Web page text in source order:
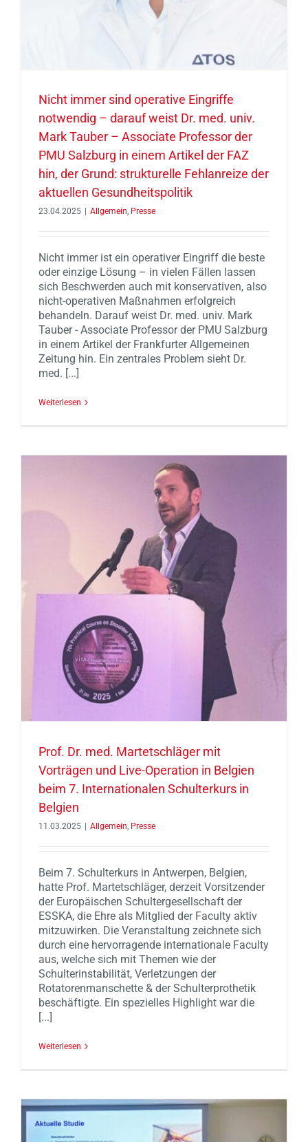
Nicht immer sind operative Eingriffe
notwendig – darauf weist Dr. med. univ.
Mark Tauber – Associate Professor der
PMU Salzburg in einem Artikel der FAZ
hin, der Grund: strukturelle Fehlanreize der
aktuellen Gesundheitspolitik
23.04.2025 Allgemein, Presse
Nicht immer ist ein operativer Eingriff die beste
oder einzige Lösung – in vielen Fällen lassen
sich Beschwerden auch mit konservativen, also
nicht-operativen Maßnahmen erfolgreich
behandeln. Darauf weist Dr. med. univ. Mark
Tauber - Associate Professor der PMU Salzburg
in einem Artikel der Frankfurter Allgemeinen
Zeitung hin. Ein zentrales Problem sieht Dr.
med. [...]
Weiterlesen
Prof. Dr. med. Martetschläger mit
Vorträgen und Live-Operation in Belgien
beim 7. Internationalen Schulterkurs in
Belgien
11.03.2025 Allgemein, Presse
Beim 7. Schulterkurs in Antwerpen, Belgien,
hatte Prof. Martetschläger, derzeit Vorsitzender
der Europäischen Schultergesellschaft der
ESSKA, die Ehre als Mitglied der Faculty aktiv
mitzuwirken. Die Veranstaltung zeichnete sich
durch eine hervorragende internationale Faculty
aus, welche sich mit Themen wie der
Schulterinstabilität, Verletzungen der
Rotatorenmanschette & der Schulterprothetik
beschäftigte. Ein spezielles Highlight war die
[...]
Weiterlesen